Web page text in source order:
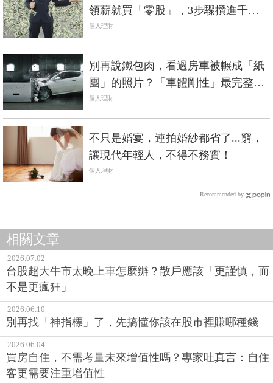
領薪就買「零股」，3步驟攢進千萬
資產
個人理財
別再說鐵包肉，看過房車被輾成「紙
團」的照片？「車體剛性」最完整解
析《中價位進口車篇》
個人理財
不只是婚宴，連拍婚紗都省了...窮，
讓現代年輕人，不得不務實！
個人理財
Recommended by
相關文章
2026.07.02
台股超大牛市太晚上車怎麼辦？散戶應該「更謹慎，而
不是更瘋狂」
2026.06.10
別再找「神指標」了，先搞懂你該在股市裡賺哪種錢
2026.06.04
買房自住，不需考量未來增值性嗎？專家吐真言：自住
客更需要注重增值性